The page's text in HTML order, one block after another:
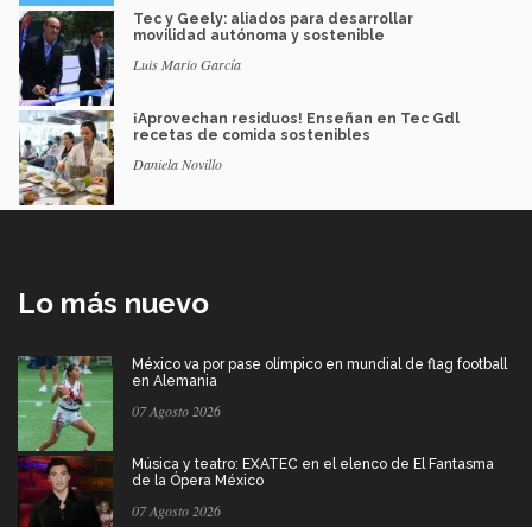
Tec y Geely: aliados para desarrollar
movilidad autónoma y sostenible
Luis Mario García
¡Aprovechan residuos! Enseñan en Tec Gdl
recetas de comida sostenibles
Daniela Novillo
Lo más nuevo
México va por pase olímpico en mundial de flag football
en Alemania
07 Agosto 2026
Música y teatro: EXATEC en el elenco de El Fantasma
de la Ópera México
07 Agosto 2026